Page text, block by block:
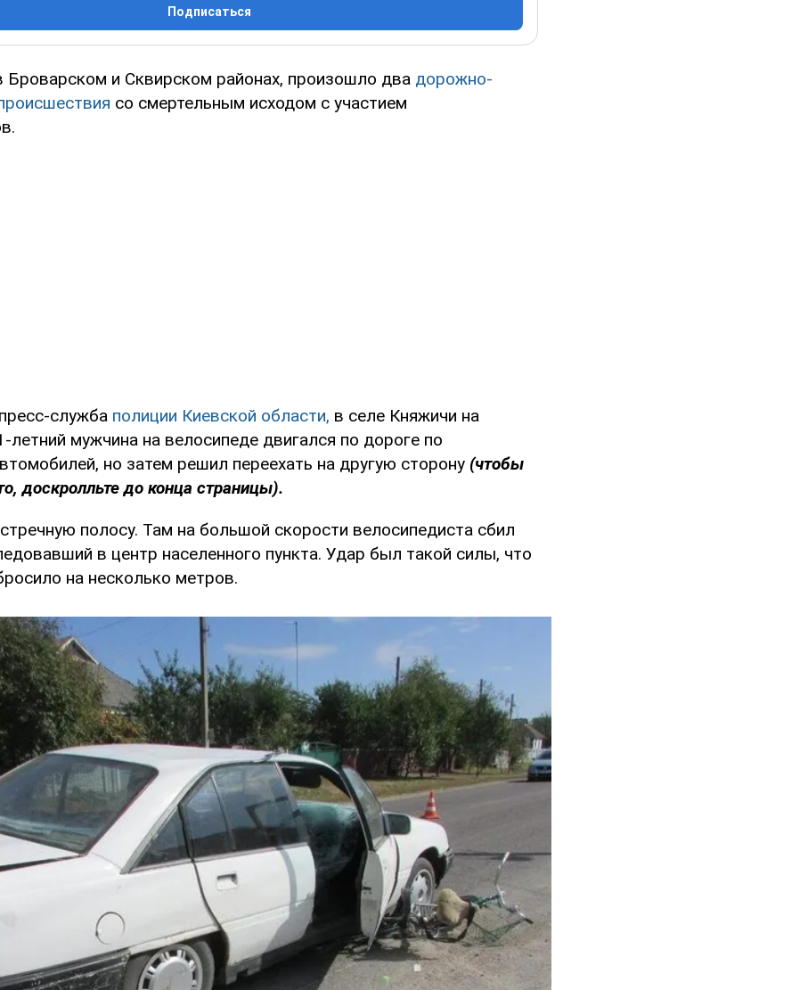
Подписаться
Броварском и Сквирском районах, произошло два дорожно-
со смертельным исходом с участием
служба полиции Киевской области, в селе Княжичи на
мужчина на велосипеде двигался по дороге по
но затем решил переехать на другую сторону (чтобы
доскролльте до конца страницы).
полосу. Там на большой скорости велосипедиста сбил
в центр населенного пункта. Удар был такой силы, что
на несколько метров.